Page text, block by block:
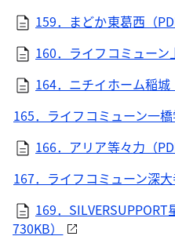
159．まどか東葛西（
160．ライフコミューン
164．ニチイホーム稲城
165．ライフコミューン一橋
166．アリア等々力（
167．ライフコミューン深大
169．SILVERSUPPORT
730KB）